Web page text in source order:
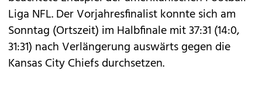
Liga NFL. Der Vorjahresfinalist konnte sich am
Sonntag (Ortszeit) im Halbfinale mit 37:31 (14:0,
31:31) nach Verlängerung auswärts gegen die
Kansas City Chiefs durchsetzen.